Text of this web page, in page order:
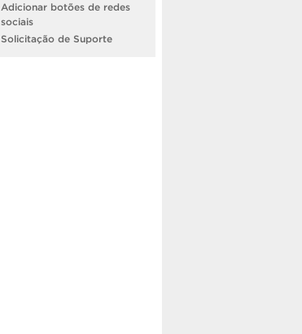
Adicionar botões de redes
sociais
Solicitação de Suporte